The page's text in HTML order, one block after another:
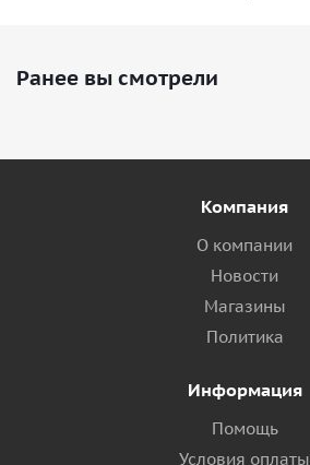
Ранее вы смотрели
Компания
О компании
Новости
Магазины
Политика
Информация
Помощь
Условия оплаты